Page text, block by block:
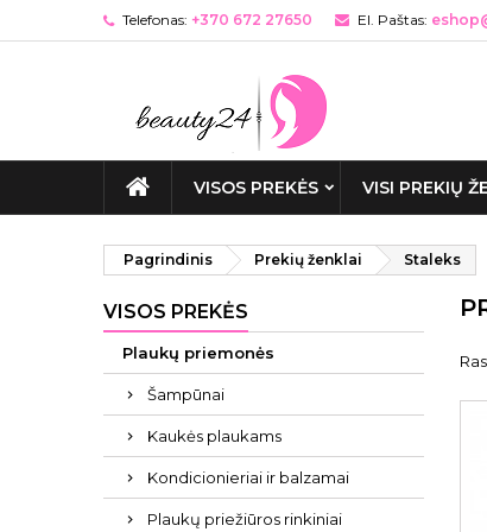
Telefonas: +370 672 27650 El. Paštas:
VISOS PREKĖS VISI PREKIŲ
Pagrindinis Prekių ženklai Staleks
VISOS PREKĖS
Plaukų priemonės
Šampūnai
Kaukės plaukams
Kondicionieriai ir balzamai
Plaukų priežiūros rinkiniai